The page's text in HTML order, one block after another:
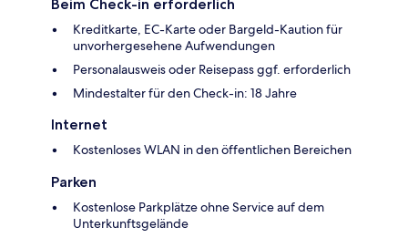
Beim Check-in erforderlich
Kreditkarte, EC-Karte oder Bargeld-Kaution für
unvorhergesehene Aufwendungen
Personalausweis oder Reisepass ggf. erforderlich
Mindestalter für den Check-in: 18 Jahre
Internet
Kostenloses WLAN in den öffentlichen Bereichen
Parken
Kostenlose Parkplätze ohne Service auf dem
Unterkunftsgelände